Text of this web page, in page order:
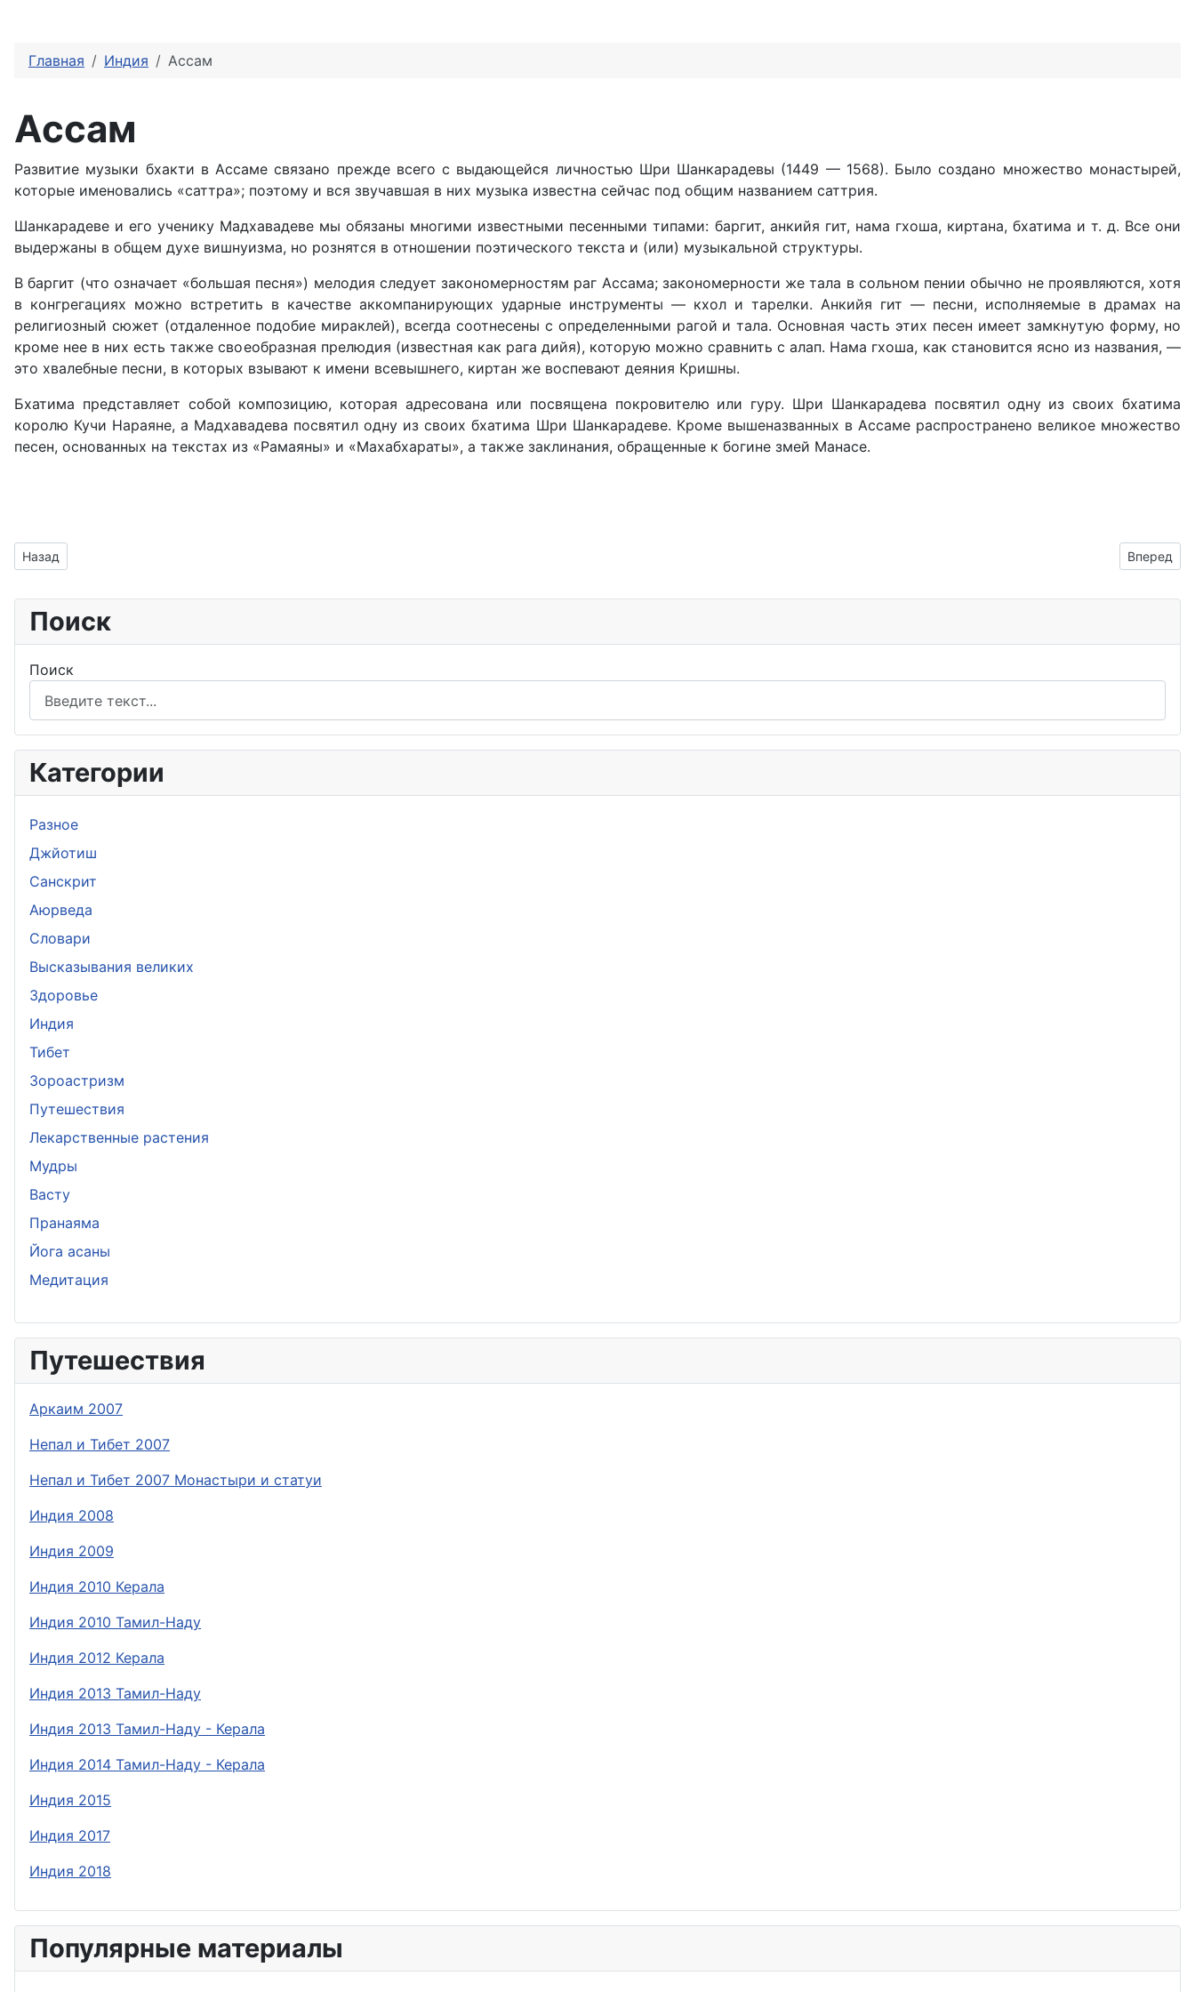
Главная Индия Ассам
Ассам
Развитие музыки бхакти в Ассаме связано прежде всего с выдающейся личностью Шри Шанкарадевы (1449 — 1568). Было создано множество монастырей,
которые именовались «саттра»; поэтому и вся звучавшая в них музыка известна сейчас под общим названием саттрия.
Шанкарадеве и его ученику Мадхавадеве мы обязаны многими известными песенными типами: баргит, анкийя гит, нама гхоша, киртана, бхатима и т. д. Все они
выдержаны в общем духе вишнуизма, но рознятся в отношении поэтического текста и (или) музыкальной структуры.
В баргит (что означает «большая песня») мелодия следует закономерностям paг Ассама; закономерности же тала в сольном пении обычно не проявляются, хотя
в конгрегациях можно встретить в качестве аккомпанирующих ударные инструменты — кхол и тарелки. Анкийя гит — песни, исполняемые в драмах на
религиозный сюжет (отдаленное подобие мираклей), всегда соотнесены с определенными рагой и тала. Основная часть этих песен имеет замкнутую форму, но
кроме нее в них есть также своеобразная прелюдия (известная как рага дийя), которую можно сравнить с алап. Нама гхоша, как становится ясно из названия, —
это хвалебные песни, в которых взывают к имени всевышнего, киртан же воспевают деяния Кришны.
Бхатима представляет собой композицию, которая адресована или посвящена покровителю или гуру. Шри Шанкарадева посвятил одну из своих бхатима
королю Кучи Нараяне, а Мадхавадева посвятил одну из своих бхатима Шри Шанкарадеве. Кроме вышеназванных в Ассаме распространено великое множество
песен, основанных на текстах из «Рамаяны» и «Махабхараты», а также заклинания, обращенные к богине змей Манасе.
Предыдущий: Асси гхат
Назад Вперед
Поиск
Поиск
Категории
Разное
Джйотиш
Санскрит
Аюрведа
Словари
Высказывания великих
Здоровье
Индия
Тибет
Зороастризм
Путешествия
Лекарственные растения
Мудры
Васту
Пранаяма
Йога асаны
Медитация
Путешествия
Аркаим 2007
Непал и Тибет 2007
Непал и Тибет 2007 Монастыри и статуи
Индия 2008
Индия 2009
Индия 2010 Керала
Индия 2010 Тамил-Наду
Индия 2012 Керала
Индия 2013 Тамил-Наду
Индия 2013 Тамил-Наду - Керала
Индия 2014 Тамил-Наду - Керала
Индия 2015
Индия 2017
Индия 2018
Популярные материалы